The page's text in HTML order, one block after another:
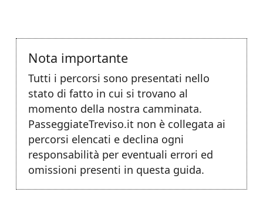
Nota importante
Tutti i percorsi sono presentati nello
stato di fatto in cui si trovano al
momento della nostra camminata.
PasseggiateTreviso.it non è collegata ai
percorsi elencati e declina ogni
responsabilità per eventuali errori ed
omissioni presenti in questa guida.